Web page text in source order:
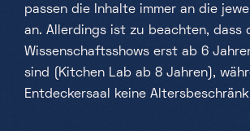
passen die Inhalte immer an die
an. Allerdings ist zu beachten, dass
Wissenschaftsshows erst ab 6
sind (Kitchen Lab ab 8 Jahren),
Entdeckersaal keine